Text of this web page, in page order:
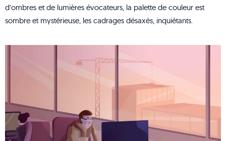
d’ombres et de lumières évocateurs, la palette de couleur est
sombre et mystérieuse, les cadrages désaxés, inquiétants.